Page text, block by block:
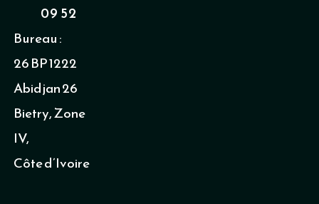
09 52
Bureau :
26 BP 1222
Abidjan 26
Bietry, Zone
IV,
Côte d’Ivoire